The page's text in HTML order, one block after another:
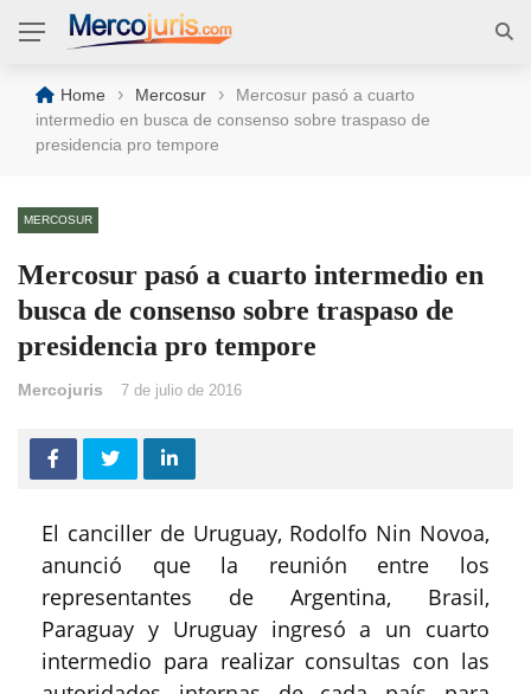
Home › Mercosur ›
Mercosur pasó a cuarto
intermedio en busca de consenso sobre traspaso de
presidencia pro tempore
MERCOSUR
Mercosur pasó a cuarto intermedio en
busca de consenso sobre traspaso de
presidencia pro tempore
Mercojuris 7 de julio de 2016
El canciller de Uruguay, Rodolfo Nin Novoa,
anunció que la reunión entre los
representantes de Argentina, Brasil,
Paraguay y Uruguay ingresó a un cuarto
intermedio para realizar consultas con las